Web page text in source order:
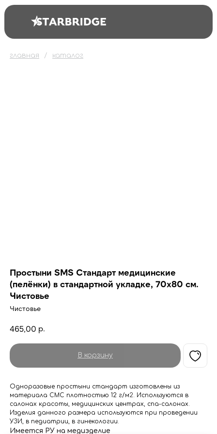
главная каталог
Простыни SMS Стандарт медицинские
(пелёнки) в стандартной укладке, 70х80 см.
Чистовье
Чистовье
465,00 р.
В корзину
Одноразовые простыни стандарт изготовлены из
материала СМС плотностью 12 г/м2. Используются в
салонах красоты, медицинских центрах, спа-салонах.
Изделия данного размера используются при проведении
УЗИ, в педиатрии, в гинекологии.
Имеется РУ на медизделие